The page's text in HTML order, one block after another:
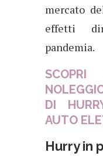
mercato
effetti
pandemia.
DI
AUTO
Hurry in